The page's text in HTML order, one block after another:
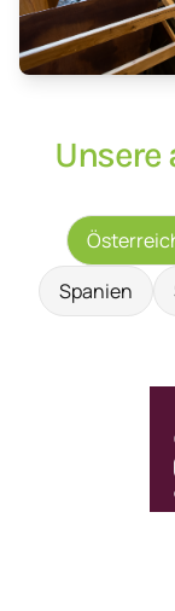
Unsere
Spanien